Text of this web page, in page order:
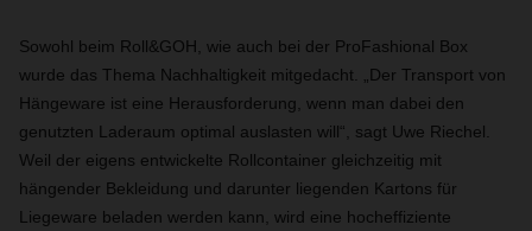
Sowohl beim Roll&GOH, wie auch bei der ProFashional Box
wurde das Thema Nachhaltigkeit mitgedacht. „Der Transport von
Hängeware ist eine Herausforderung, wenn man dabei den
genutzten Laderaum optimal auslasten will“, sagt Uwe Riechel.
Weil der eigens entwickelte Rollcontainer gleichzeitig mit
hängender Bekleidung und darunter liegenden Kartons für
Liegeware beladen werden kann, wird eine hocheffiziente